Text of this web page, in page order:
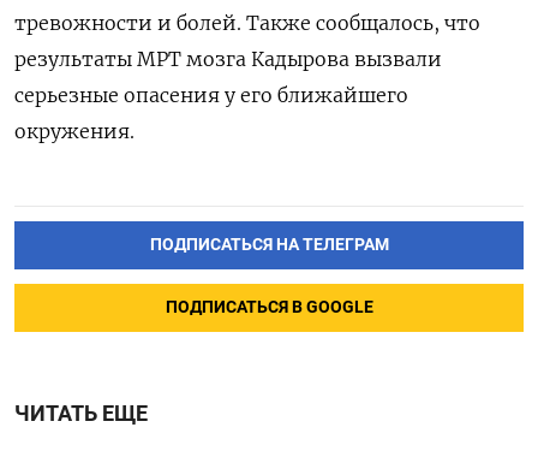
тревожности и болей. Также сообщалось, что
результаты МРТ мозга Кадырова вызвали
серьезные опасения у его ближайшего
окружения.
ПОДПИСАТЬСЯ НА ТЕЛЕГРАМ
ПОДПИСАТЬСЯ В GOOGLE
ЧИТАТЬ ЕЩЕ